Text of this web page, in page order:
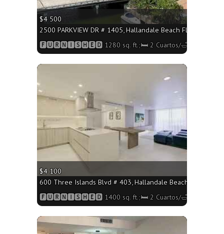
$4 500
2500 PARKVIEW DR # 1405, Hallandale Beach FL 33009 -
🅵🆄🆁🅽🅸🆂🅷🅴🅳 1280 sq. ft.;🛏 2 Cuartos/🛁2 Baños
$4 100
600 Three Islands Blvd # 403, Hallandale Beach FL 33009
🅵🆄🆁🅽🅸🆂🅷🅴🅳 1400 sq. ft.;🛏 2 Cuartos/🛁2 Baños
More